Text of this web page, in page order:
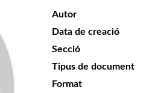
Autor
Data de creació
Secció
Tipus de document
Format